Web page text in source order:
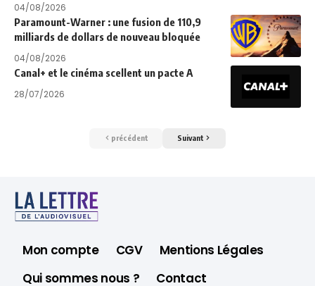
04/08/2026
Paramount-Warner : une fusion de 110,9
milliards de dollars de nouveau bloquée
04/08/2026
Canal+ et le cinéma scellent un pacte A
28/07/2026
précédent Suivant
Mon compte CGV
Mentions Légales
Qui sommes nous ?
Contact